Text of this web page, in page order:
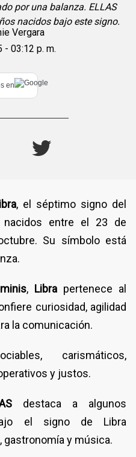
por una balanza. ELLAS
nacidos bajo este signo.
Vergara
- 03:12 p. m.
en
, el séptimo signo del
entre el 23 de
Su símbolo está
, Libra pertenece al
curiosidad, agilidad
la comunicación.
carismáticos,
y justos.
destaca a algunos
el signo de Libra
gastronomía y música.